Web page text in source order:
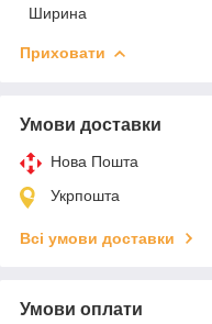
Ширина
Приховати
Умови доставки
Нова Пошта
Укрпошта
Всі умови доставки
Умови оплати